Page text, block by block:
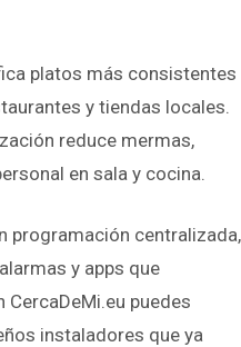
platos más consistentes
y tiendas locales.
reduce mermas,
en sala y cocina.
programación centralizada,
y apps que
puedes
instaladores que ya